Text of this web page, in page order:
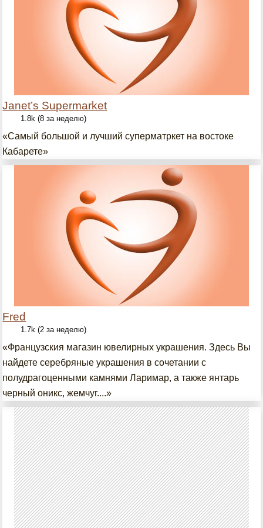
Janet’s Supermarket
1.8k (8 за неделю)
«Самый большой и лучший суперматркет на востоке
Кабарете»
Fred
1.7k (2 за неделю)
«Французския магазин ювелирных украшения. Здесь Вы
найдете серебряные украшения в сочетании с
полудрагоценными камнями Ларимар, а также янтарь
черный оникс, жемчуг....»